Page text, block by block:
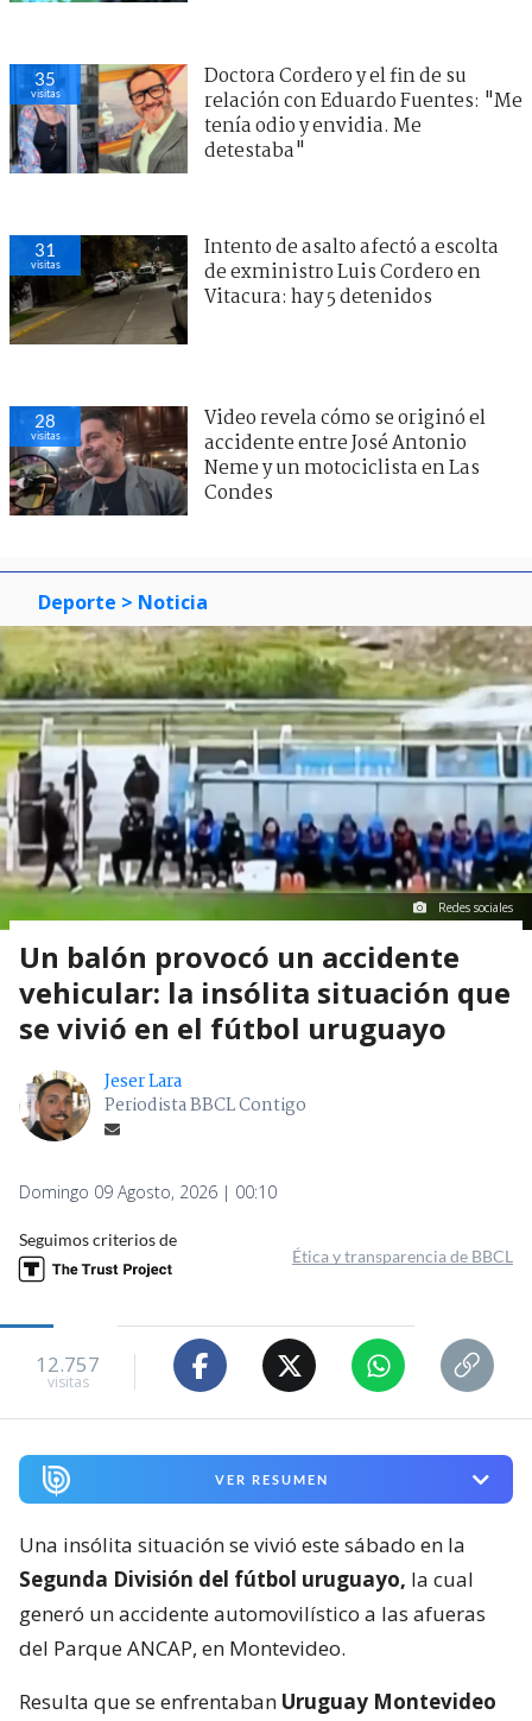
35
visitas
Doctora Cordero y el fin de su
relación con Eduardo Fuentes: "Me
tenía odio y envidia. Me
detestaba"
31
visitas
Intento de asalto afectó a escolta
de exministro Luis Cordero en
Vitacura: hay 5 detenidos
28
visitas
Video revela cómo se originó el
accidente entre José Antonio
Neme y un motociclista en Las
Condes
Deporte > Noticia
Redes sociales
Un balón provocó un accidente
vehicular: la insólita situación que
se vivió en el fútbol uruguayo
Jeser Lara
Periodista BBCL Contigo
Domingo 09 Agosto, 2026 | 00:10
Seguimos criterios de
Ética y transparencia de BBCL
12.757
visitas
VER RESUMEN
Una insólita situación se vivió este sábado en la
Segunda División del fútbol uruguayo, la cual
generó un accidente automovilístico a las afueras
del Parque ANCAP, en Montevideo.
Resulta que se enfrentaban Uruguay Montevideo